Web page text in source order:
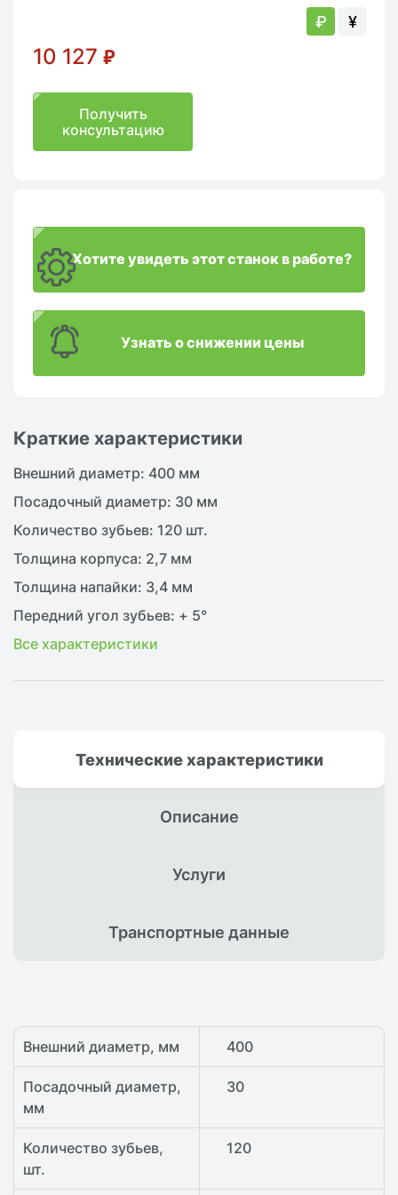
Краткие характеристики
Внешний диаметр: 400 мм
Посадочный диаметр: 30 мм
Количество зубьев: 120 шт.
Толщина корпуса: 2,7 мм
Толщина напайки: 3,4 мм
Передний угол зубьев: + 5°
Все характеристики
₽ ¥
10 127 ₽
Получить
консультацию
Хотите увидеть этот станок в работе?
Узнать о снижении цены
Техническиехарактеристики
Описание
Услуги
Транспортныеданные
Внешний диаметр, мм 400
Посадочный диаметр,
мм
30
Количество зубьев,
шт.
120